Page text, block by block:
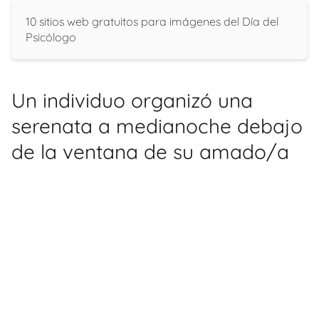
10 sitios web gratuitos para imágenes del Día del
Psicólogo
Un individuo organizó una
serenata a medianoche debajo
de la ventana de su amado/a